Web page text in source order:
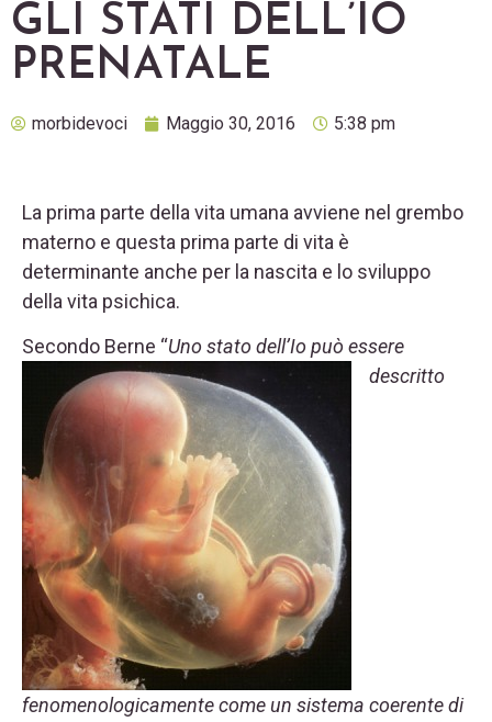
GLI STATI DELL’IO
PRENATALE
morbidevoci Maggio 30, 2016 5:38 pm
La prima parte della vita umana avviene nel grembo
materno e questa prima parte di vita è
determinante anche per la nascita e lo sviluppo
della vita psichica.
Secondo Berne “Uno statodell’Io può essere
descritto
fenomenologicamente come un sistema coerente di